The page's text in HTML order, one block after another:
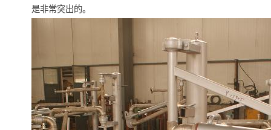
是非常突出的。